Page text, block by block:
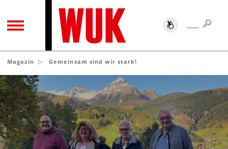
TOGGLE NAVIGATION SUCHE
Magazin Gemeinsam sind wir stark!
Gemeinsam
sind
wir
stark!